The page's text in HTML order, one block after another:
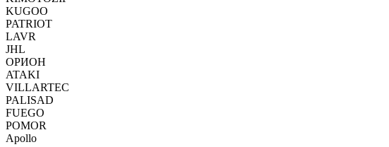
KUGOO
PATRIOT
LAVR
JHL
ОРИОН
ATAKI
VILLARTEC
PALISAD
FUEGO
POMOR
Apollo